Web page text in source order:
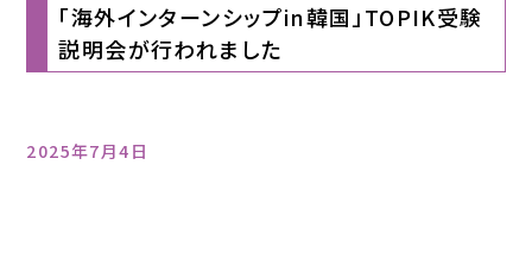
「海外インターンシップin韓国」TOPIK受験
説明会が行われました
2025年7月4日